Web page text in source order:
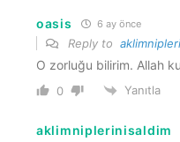
oasis 6 ay önce
Reply to
O zorluğu bilirim. Allah
0 Yanıtla
aklimniplerinisaldim